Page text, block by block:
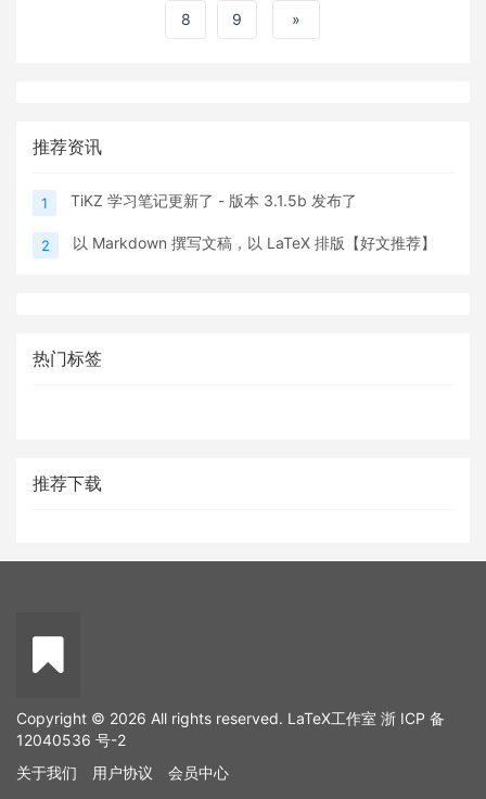
8 9 »
推荐资讯
1 TiKZ 学习笔记更新了 - 版本 3.1.5b 发布了
2 以 Markdown 撰写文稿，以 LaTeX 排版【好文推荐】
热门标签
推荐下载
Copyright © 2026 All rights reserved. LaTeX工作室 浙 ICP 备
12040536 号-2
关于我们
用户协议 会员中心